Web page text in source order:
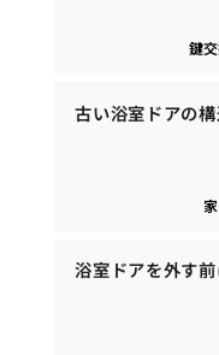
鍵
古い浴室ドアの
家
浴室ドアを外す